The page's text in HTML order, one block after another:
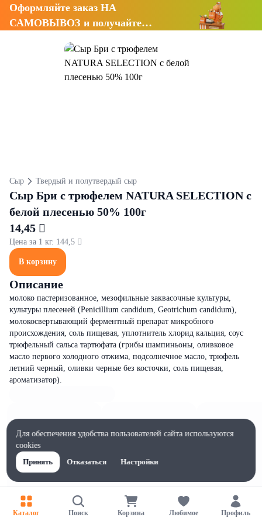
Оформляйте заказ НА
САМОВЫВОЗ и получайте
Сыр Твердый и полутвердый сыр
Сыр Бри с трюфелем NATURA SELECTION с
белой плесенью 50% 100г
14,45 
Цена за 1 кг. 144,5 
В корзину
Описание
молоко пастеризованное, мезофильные заквасочные культуры,
культуры плесеней (Penicillium candidum, Geotrichum candidum),
молокосвертывающий ферментный препарат микробного
происхождения, соль пищевая, уплотнитель хлорид кальция, соус
трюфельный сальса тартюфата (грибы шампиньоны, оливковое
масло первого холодного отжима, подсолнечное масло, трюфель
летний черный, оливки черные без косточки, соль пищевая,
ароматизатор).
Каталог Поиск Корзина Любимое Профиль
Для обеспечения удобства пользователей сайта используются
cookies
Принять
Отказаться Настройки